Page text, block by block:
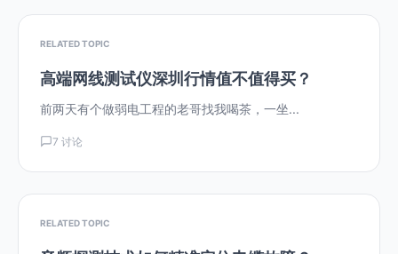
RELATED TOPIC
高端网线测试仪深圳行情值不值得买？
前两天有个做弱电工程的老哥找我喝茶，一坐...
7 讨论
RELATED TOPIC